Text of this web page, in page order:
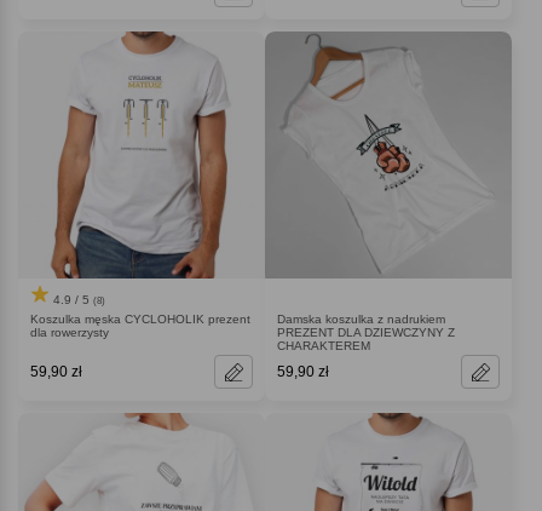
4.9 / 5 (8)
Koszulka męska CYCLOHOLIK prezent
dla rowerzysty
59,90 zł
Damska koszulka z nadrukiem
PREZENT DLA DZIEWCZYNY Z
CHARAKTEREM
59,90 zł